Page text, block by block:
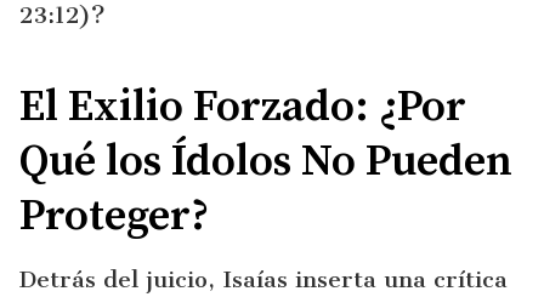
23:12)?
El Exilio Forzado: ¿Por
Qué los Ídolos No Pueden
Proteger?
Detrás del juicio, Isaías inserta una crítica